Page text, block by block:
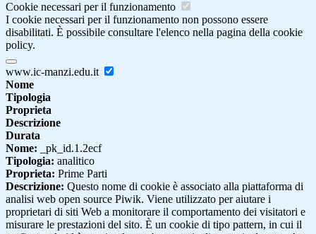
Cookie necessari per il funzionamento
I cookie necessari per il funzionamento non possono essere
disabilitati. È possibile consultare l'elenco nella pagina della cookie
policy.
www.ic-manzi.edu.it
Nome
Tipologia
Proprieta
Descrizione
Durata
Nome: _pk_id.1.2ecf
Tipologia: analitico
Proprieta: Prime Parti
Descrizione: Questo nome di cookie è associato alla piattaforma di
analisi web open source Piwik. Viene utilizzato per aiutare i
proprietari di siti Web a monitorare il comportamento dei visitatori e
misurare le prestazioni del sito. È un cookie di tipo pattern, in cui il